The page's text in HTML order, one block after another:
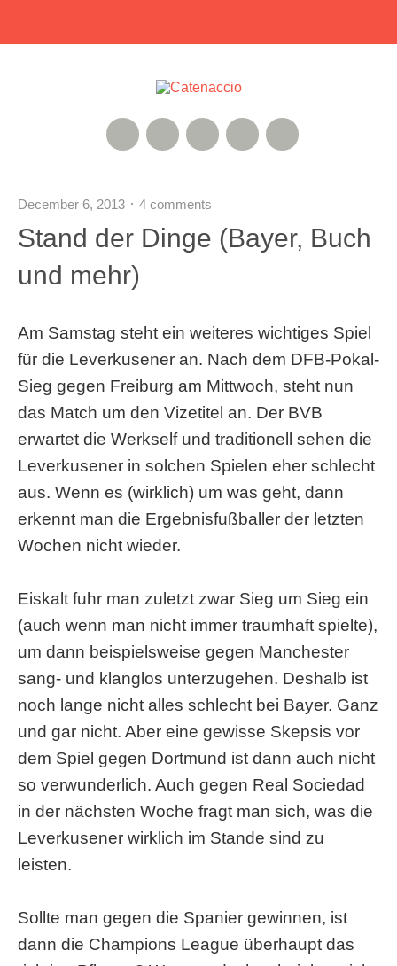
Twitter
Google+
Instagram
Xing
RSS Feed
December 6, 2013 4 comments
Stand der Dinge (Bayer, Buch
und mehr)
Am Samstag steht ein weiteres wichtiges Spiel
für die Leverkusener an. Nach dem DFB-Pokal-
Sieg gegen Freiburg am Mittwoch, steht nun
das Match um den Vizetitel an. Der BVB
erwartet die Werkself und traditionell sehen die
Leverkusener in solchen Spielen eher schlecht
aus. Wenn es (wirklich) um was geht, dann
erkennt man die Ergebnisfußballer der letzten
Wochen nicht wieder.
Eiskalt fuhr man zuletzt zwar Sieg um Sieg ein
(auch wenn man nicht immer traumhaft spielte),
um dann beispielsweise gegen Manchester
sang- und klanglos unterzugehen. Deshalb ist
noch lange nicht alles schlecht bei Bayer. Ganz
und gar nicht. Aber eine gewisse Skepsis vor
dem Spiel gegen Dortmund ist dann auch nicht
so verwunderlich. Auch gegen Real Sociedad
in der nächsten Woche fragt man sich, was die
Leverkusener wirklich im Stande sind zu
leisten.
Sollte man gegen die Spanier gewinnen, ist
dann die Champions League überhaupt das